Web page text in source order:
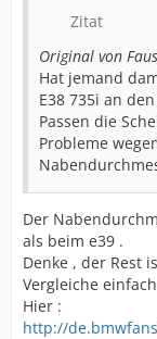
Zitat
Original von
Hat jemand
E38 735i an
Passen die
Probleme
Der
als beim e39 .
Denke , der Rest
Vergleiche
Hier :
http://